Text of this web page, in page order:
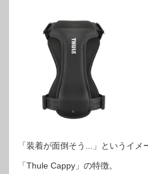
「装着が面倒そう...」というイ
「Thule Cappy」の特徴。